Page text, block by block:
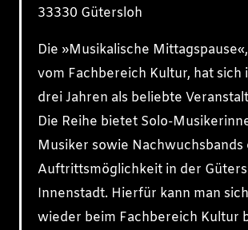
33330 Gütersloh
Die »Musikalische
vom Fachbereich Kultur, hat sich
drei Jahren als beliebte
Die Reihe bietet Solo-
Musiker sowie Nachwuchsbands
Auftrittsmöglichkeit in der
Innenstadt. Hierfür kann man
wieder beim Fachbereich Kultur